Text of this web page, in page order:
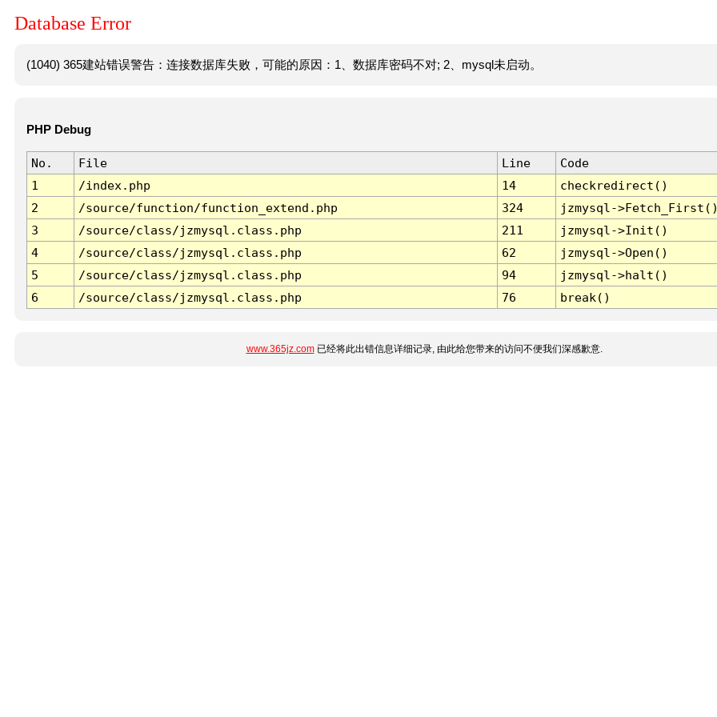
Database Error
(1040) 365建站错误警告：连接数据库失败，可能的原因：1、数据库密码不对; 2、mysql未启动。
PHP Debug
No. File Line
Code
1
/index.php 14
checkredirect()
2
/source/function/function_extend.php 324
jzmysql-
3
/source/class/jzmysql.class.php 211
jzmysql->Init()
4
/source/class/jzmysql.class.php 62
jzmysql->Open()
5
/source/class/jzmysql.class.php 94
jzmysql->halt()
6
/source/class/jzmysql.class.php 76 break()
www.365jz.com已经将此出错信息详细记录, 由此给您带来的访问不便我们深感歉意.